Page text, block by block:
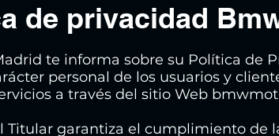
de privacidad
te informa sobre su Política de
personal de los usuarios y
a través del sitio Web
Titular garantiza el cumplimiento